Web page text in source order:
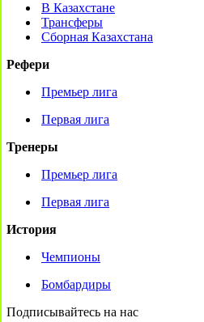
В Казахстане
Трансферы
Сборная Казахстана
Рефери
Премьер лига
Первая лига
Тренеры
Премьер лига
Первая лига
История
Чемпионы
Бомбардиры
Подписывайтесь на нас